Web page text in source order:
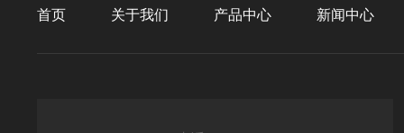
首页 关于我们 产品中心 新闻中心